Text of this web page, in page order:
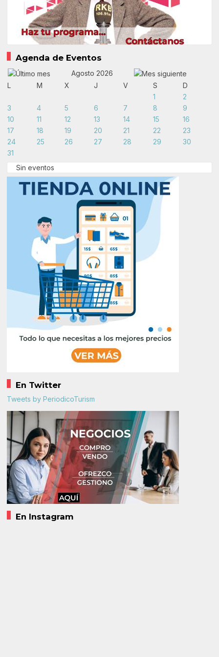
Agenda de Eventos
Agosto 2026
L
M X J V S
D
1
2
3
4 5 6 7 8
9
10
11 12 13 14 15
16
17
18 19 20 21 22
23
24
25 26 27 28 29
30
31
Sin eventos
En Twitter
Tweets by PeriodicoTurism
En Instagram